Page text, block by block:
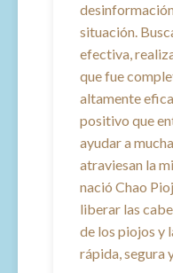
situación.
efectiva,
que fue
altamente
positivo que
ayudar a
atraviesan la
nació Chao
liberar las
de los piojos y
rápida, segura